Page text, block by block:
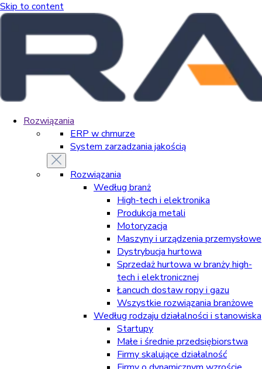
Skip to content
Rozwiązania
ERP w chmurze
System zarzadzania jakością
Rozwiązania
Według branż
High-tech i elektronika
Produkcja metali
Motoryzacja
Maszyny i urządzenia przemysłowe
Dystrybucja hurtowa
Sprzedaż hurtowa w branży high-
tech i elektronicznej
Łancuch dostaw ropy i gazu
Wszystkie rozwiązania branżowe
Według rodzaju działalności i stanowiska
Startupy
Małe i średnie przedsiębiorstwa
Firmy skalujące działalność